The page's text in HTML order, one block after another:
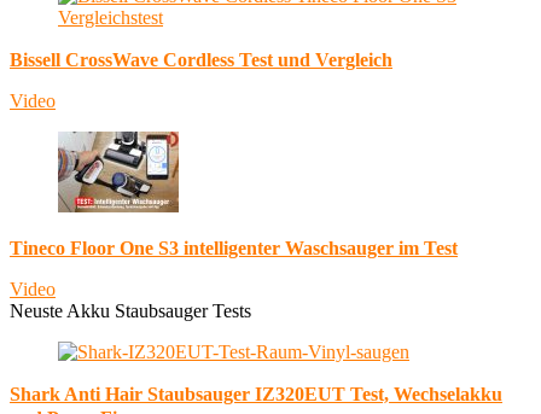
Bissell CrossWave Cordless Test und Vergleich
Video
Tineco Floor One S3 intelligenter Waschsauger im Test
Video
Neuste Akku Staubsauger Tests
Shark Anti Hair Staubsauger IZ320EUT Test, Wechselakku